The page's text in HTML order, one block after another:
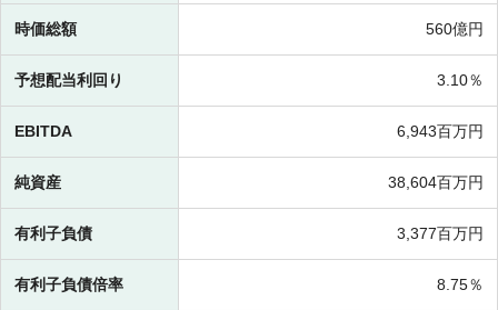
時価総額 560億円
予想配当利回り 3.10％
EBITDA 6,943百万円
純資産 38,604百万円
有利子負債 3,377百万円
有利子負債倍率 8.75％